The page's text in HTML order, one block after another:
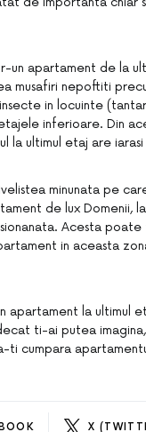
un apartament de la
musafiri nepoftiti
in locuinte
inferioare. Din
la ultimul etaj are iarasi
minunata pe
de lux Domenii,
Acesta
in aceasta
apartament la ultimul
ti-ai putea
cumpara
X